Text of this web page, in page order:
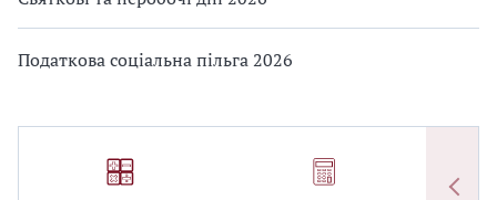
Податкова соціальна пільга 2026